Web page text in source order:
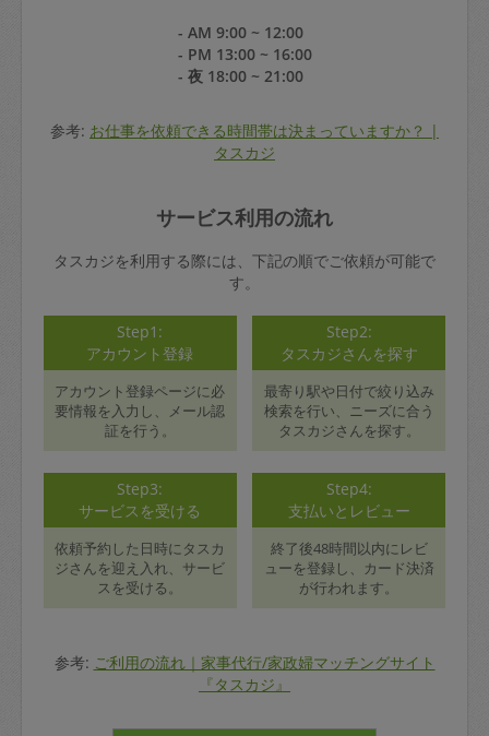
- AM 9:00 ~ 12:00
- PM 13:00 ~ 16:00
- 夜 18:00 ~ 21:00
参考: お仕事を依頼できる時間帯は決まっていますか？ |
タスカジ
サービス利用の流れ
タスカジを利用する際には、下記の順でご依頼が可能で
す。
Step1:
アカウント登録
アカウント登録ページに必
要情報を入力し、メール認
証を行う。
Step2:
タスカジさんを探す
最寄り駅や日付で絞り込み
検索を行い、ニーズに合う
タスカジさんを探す。
Step3:
サービスを受ける
依頼予約した日時にタスカ
ジさんを迎え入れ、サービ
スを受ける。
Step4:
支払いとレビュー
終了後48時間以内にレビ
ューを登録し、カード決済
が行われます。
参考: ご利用の流れ｜家事代行/家政婦マッチングサイト
『タスカジ』